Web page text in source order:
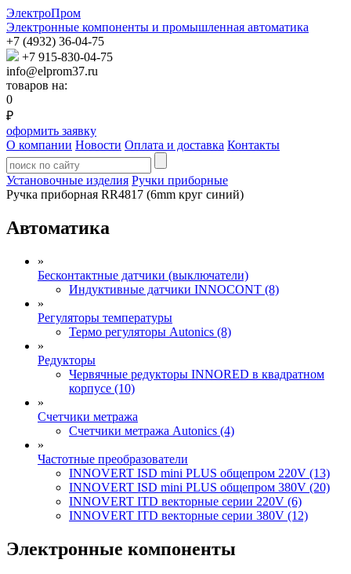
ЭлектроПром
Электронные компоненты и промышленная автоматика
+7 (4932) 36-04-75
+7 915-830-04-75
info@elprom37.ru
товаров на:
0
₽
оформить заявку
О компании Новости Оплата и доставка Контакты
Установочные изделия Ручки приборные
Ручка приборная RR4817 (6mm круг синий)
Автоматика
»
Бесконтактные датчики (выключатели)
Индуктивные датчики INNOCONT (8)
»
Регуляторы температуры
Термо регуляторы Autonics (8)
»
Редукторы
Червячные редукторы INNORED в квадратном
корпусе (10)
»
Счетчики метража
Счетчики метража Autonics (4)
»
Частотные преобразователи
INNOVERT ISD mini PLUS общепром 220V (13)
INNOVERT ISD mini PLUS общепром 380V (20)
INNOVERT ITD векторные серии 220V (6)
INNOVERT ITD векторные серии 380V (12)
Электронные компоненты